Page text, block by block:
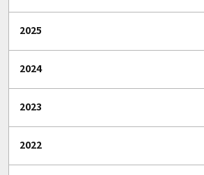
2025
2024
2023
2022